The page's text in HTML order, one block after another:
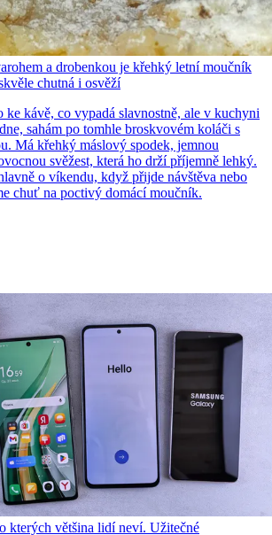
a drobenkou je křehký letní moučník
chutná i osvěží
ke kávě, co vypadá slavnostně, ale v kuchyni
sahám po tomhle broskvovém koláči s
Má křehký máslový spodek, jemnou
svěžest, která ho drží příjemně lehký.
o víkendu, když přijde návštěva nebo
chuť na poctivý domácí moučník.
kterých většina lidí neví. Užitečné